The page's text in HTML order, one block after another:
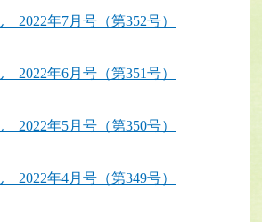
2022年7月号（第352号）
2022年6月号（第351号）
2022年5月号（第350号）
2022年4月号（第349号）